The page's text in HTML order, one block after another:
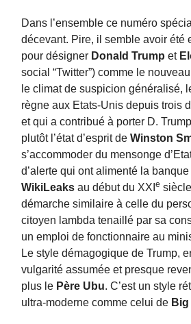
Dans l’ensemble ce numéro
décevant. Pire, il semble avoir été
pour désigner Donald Trump et
social “Twitter”) comme le nouveau
le climat de suspicion généralisé,
règne aux Etats-Unis depuis trois
et qui a contribué à porter D.
plutôt l’état d’esprit de Winston
s’accommoder du mensonge
d’alerte qui ont alimenté la
WikiLeaks au début du XXI e
démarche similaire à celle du
citoyen lambda tenaillé par sa
un emploi de fonctionnaire au
Le style démagogique de Trump,
vulgarité assumée et presque
plus le Père Ubu. C’est un style
ultra-moderne comme celui de